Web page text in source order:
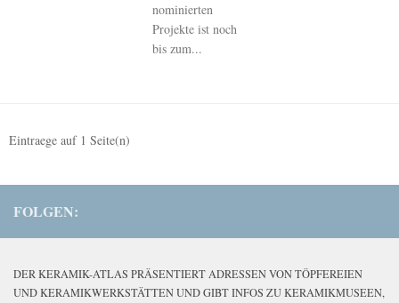
nominierten
Projekte ist noch
bis zum...
Eintraege auf 1 Seite(n)
FOLGEN:
DER KERAMIK-ATLAS PRÄSENTIERT ADRESSEN VON TÖPFEREIEN
UND KERAMIKWERKSTÄTTEN UND GIBT INFOS ZU KERAMIKMUSEEN,